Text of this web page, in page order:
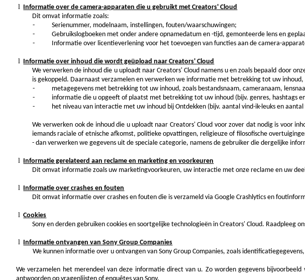
l Informatie over de camera-apparaten die u gebruikt met Creators' Cloud
Dit omvat informatie zoals:
-
Serienummer, modelnaam, instellingen, fouten/waarschuwingen;
-
Gebruikslogboeken met onder andere opnamedatum en -tijd, gemonteerde lens en
-
Informatie over licentieverlening voor het toevoegen van functies aan de camera-
l Informatie over inhoud die wordt geüpload naar Creators' Cloud
We verwerken de inhoud die u uploadt naar Creators' Cloud namens u en zoals bepaald door
is gekoppeld. Daarnaast verzamelen en verwerken we informatie met betrekking tot uw inhoud,
-
metagegevens met betrekking tot uw inhoud, zoals bestandsnaam, cameranaam,
-
informatie die u opgeeft of plaatst met betrekking tot uw inhoud (bijv. genres, hashtags
-
het niveau van interactie met uw inhoud bij Ontdekken (bijv. aantal vind-ik-leuks en
We verwerken ook de inhoud die u uploadt naar Creators' Cloud voor zover dat nodig is voor
iemands raciale of etnische afkomst, politieke opvattingen, religieuze of filosofische
- dan verwerken we gegevens uit de speciale categorie, namens de gebruiker die dergelijke
l Informatie gerelateerd aan reclame en marketing en voorkeuren
Dit omvat informatie zoals uw marketingvoorkeuren, uw interactie met onze reclame en uw
l Informatie over crashes en fouten
Dit omvat informatie over crashes en fouten die is verzameld via Google Crashlytics en
l Cookies
Sony en derden gebruiken cookies en soortgelijke technologieën in Creators' Cloud. Raadpleeg
l Informatie ontvangen van Sony Group Companies
We kunnen informatie over u ontvangen van Sony Group Companies, zoals
We verzamelen het merendeel van deze informatie direct van u. Zo worden gegevens